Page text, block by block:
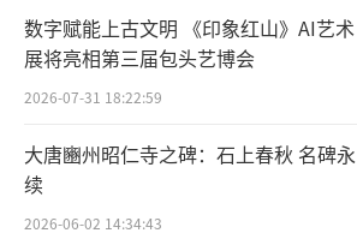
数字赋能上古文明 《印象红山》AI艺术
展将亮相第三届包头艺博会
2026-07-31 18:22:59
大唐豳州昭仁寺之碑：石上春秋 名碑永
续
2026-06-02 14:34:43